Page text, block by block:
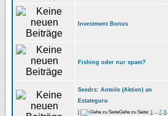
Investment Bonus
Fishing oder nur spam?
Seedrs: Anteile (Aktien) an
Estateguru
[ Gehe zu Seite: 1 ... 7, 8,